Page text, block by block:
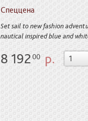
Спеццена
Set sail to new fashion
nautical inspired blue and
8 19200 р.